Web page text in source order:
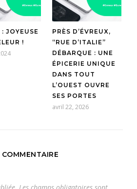
: JOYEUSE
!
PRÈS D’ÉVREUX,
“RUE D’ITALIE”
DÉBARQUE : UNE
ÉPICERIE UNIQUE
DANS TOUT
L’OUEST OUVRE
SES PORTES
avril 22, 2026